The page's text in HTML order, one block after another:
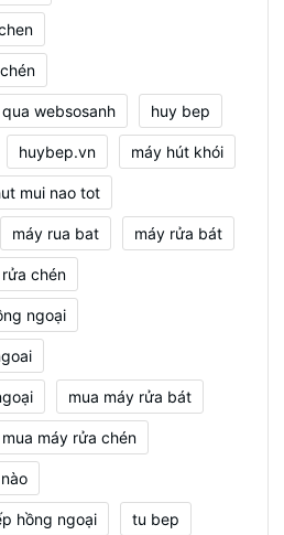
websosanh huy bep
huybep.vn máy hút khói
mui nao tot
máy rua bat máy rửa bát
chén
ngoại
mua máy rửa bát
mua máy rửa chén
hồng ngoại tu bep